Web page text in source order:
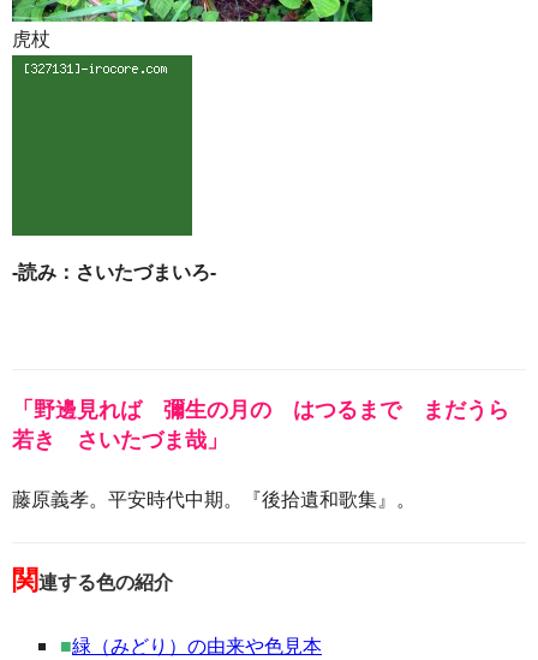
虎杖
-読み：さいたづまいろ-
「野邊見れば 彌生の月の はつるまで まだうら
若き さいたづま哉」
藤原義孝。平安時代中期。『後拾遺和歌集』。
関連する色の紹介
■緑（みどり）の由来や色見本